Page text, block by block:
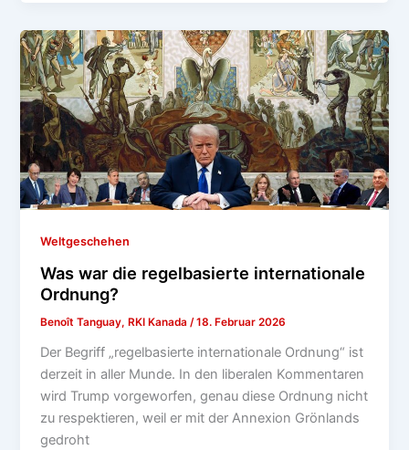
Weltgeschehen
Was war die regelbasierte internationale
Ordnung?
Benoît Tanguay, RKI Kanada/18. Februar 2026
Der Begriff „regelbasierte internationale Ordnung“ ist
derzeit in aller Munde. In den liberalen Kommentaren
wird Trump vorgeworfen, genau diese Ordnung nicht
zu respektieren, weil er mit der Annexion Grönlands
gedroht